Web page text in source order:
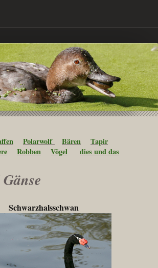
Polarwolf Bären
Tapir
Robben Vögel dies und das
Schwarzhalsschwan